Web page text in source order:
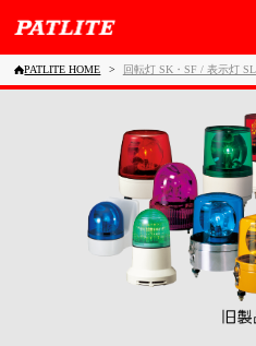
PATLITE HOME 回転灯 SK・SF / 表示灯